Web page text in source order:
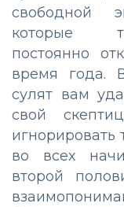
свободной
которые
постоянно
время года.
сулят вам
свой
игнорировать
во всех
второй